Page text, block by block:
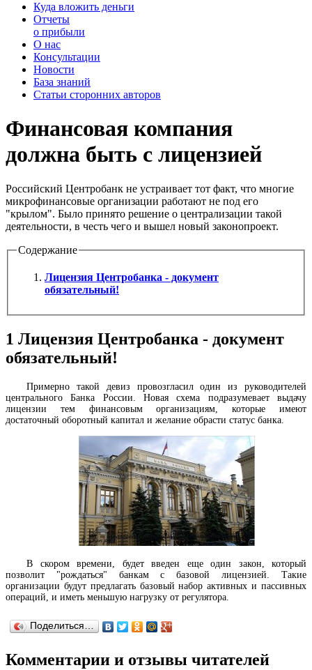
Куда вложить деньги
Отчеты
о прибыли
О нас
Консультации
Новости
База знаний
Статьи сторонних авторов
Финансовая компания
должна быть с лицензией
Российский Центробанк не устраивает тот факт, что многие
микрофинансовые организации работают не под его
"крылом". Было принято решение о централизации такой
деятельности, в честь чего и вышел новый законопроект.
Содержание
Лицензия Центробанка - документ
обязательный!
1 Лицензия Центробанка - документ
обязательный!
Примерно такой девиз провозгласил один из руководителей
центрального Банка России. Новая схема подразумевает выдачу
лицензии тем финансовым организациям, которые имеют
достаточный оборотный капитал и желание обрасти статус банка.
В скором времени, будет введен еще один закон, который
позволит "рождаться" банкам с базовой лицензией. Такие
организации будут предлагать базовый набор активных и пассивных
операций, и иметь меньшую нагрузку от регулятора.
Поделиться…
Комментарии и отзывы читателей